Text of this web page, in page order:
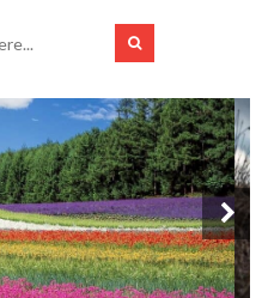
Schuhen?